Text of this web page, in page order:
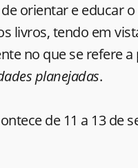
orientar e educar
livros, tendo em
no que se refere
planejadas.
de 11 a 13 de